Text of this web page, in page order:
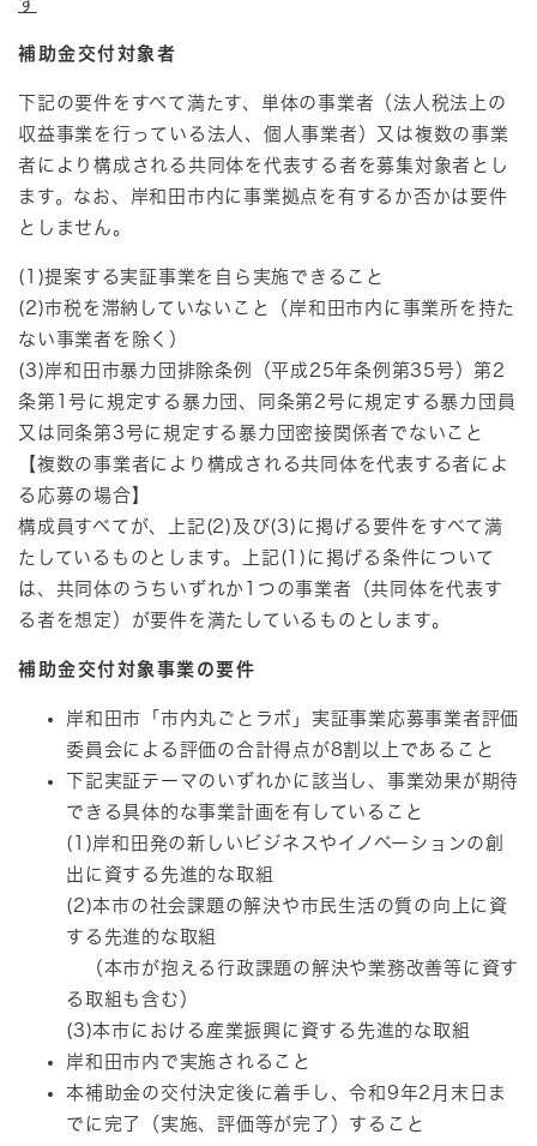
す
補助金交付対象者
下記の要件をすべて満たす、単体の事業者（法人税法上の
収益事業を行っている法人、個人事業者）又は複数の事業
者により構成される共同体を代表する者を募集対象者とし
ます。なお、岸和田市内に事業拠点を有するか否かは要件
としません。
(1)提案する実証事業を自ら実施できること
(2)市税を滞納していないこと（岸和田市内に事業所を持た
ない事業者を除く）
(3)岸和田市暴力団排除条例（平成25年条例第35号）第2
条第1号に規定する暴力団、同条第2号に規定する暴力団員
又は同条第3号に規定する暴力団密接関係者でないこと
【複数の事業者により構成される共同体を代表する者によ
る応募の場合】
構成員すべてが、上記(2)及び(3)に掲げる要件をすべて満
たしているものとします。上記(1)に掲げる条件について
は、共同体のうちいずれか1つの事業者（共同体を代表す
る者を想定）が要件を満たしているものとします。
補助金交付対象事業の要件
岸和田市「市内丸ごとラボ」実証事業応募事業者評価
委員会による評価の合計得点が8割以上であること
下記実証テーマのいずれかに該当し、事業効果が期待
できる具体的な事業計画を有していること
​(1)岸和田発の新しいビジネスやイノベーションの創
出に資する先進的な取組
(2)本市の社会課題の解決や市民生活の質の向上に資
する先進的な取組
（本市が抱える行政課題の解決や業務改善等に資す
る取組も含む）
​(3)本市における産業振興に資する先進的な取組
岸和田市内で実施されること
本補助金の交付決定後に着手し、令和9年2月末日ま
でに完了（実施、評価等が完了）すること